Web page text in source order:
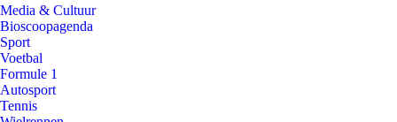
Media & Cultuur
Bioscoopagenda
Sport
Voetbal
Formule 1
Autosport
Tennis